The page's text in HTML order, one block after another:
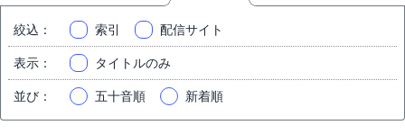
絞込 ： 索引 配信サイト
表示 ： タイトルのみ
並び ： 五十音順 新着順